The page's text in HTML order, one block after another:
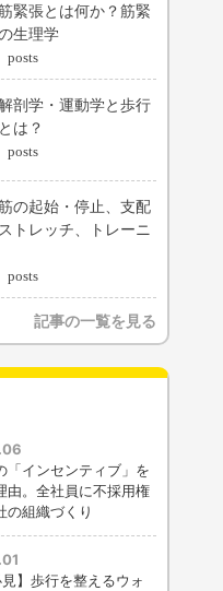
緊張とは何か？筋緊
生理学
posts
剖学・運動学と歩行
は？
posts
の起始・停止、支配
トレッチ、トレーニ
posts
記事の一覧を見る
「インセンティブ」を
由。全社員に不採用権
の組織づくり
見】歩行を整えるウォ